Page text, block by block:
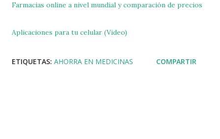
Farmacias online a nivel mundial y comparación de precios
Aplicaciones para tu celular (Video)
ETIQUETAS: AHORRA EN MEDICINAS COMPARTIR